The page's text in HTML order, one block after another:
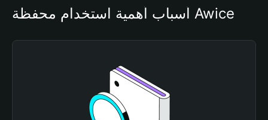
أسباب أهمية استخدام محفظة Awice